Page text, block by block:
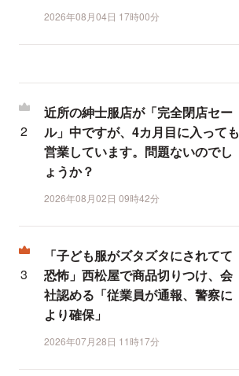
2026年08月04日 17時00分
近所の紳士服店が「完全閉店セー
ル」中ですが、4カ月目に入っても
営業しています。問題ないのでし
ょうか？
2026年08月02日 09時42分
「子ども服がズタズタにされてて
恐怖」西松屋で商品切りつけ、会
社認める「従業員が通報、警察に
より確保」
2026年07月28日 11時17分